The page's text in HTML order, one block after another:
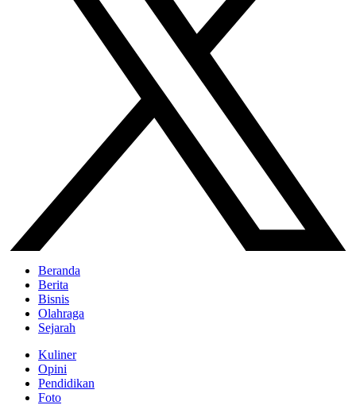
Beranda
Berita
Bisnis
Olahraga
Sejarah
Kuliner
Opini
Pendidikan
Foto